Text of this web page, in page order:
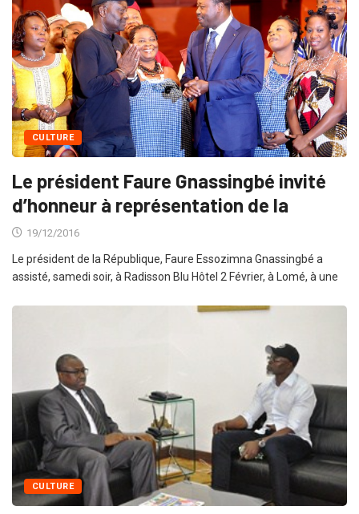
CULTURE
Le président Faure Gnassingbé invité
d’honneur à représentation de la
19/12/2016
Le président de la République, Faure Essozimna Gnassingbé a
assisté, samedi soir, à Radisson Blu Hôtel 2 Février, à Lomé, à une
CULTURE